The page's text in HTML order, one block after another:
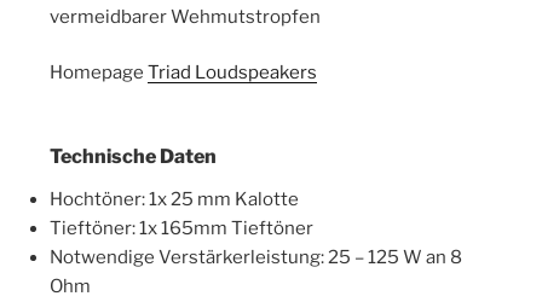
vermeidbarer Wehmutstropfen
HomepageTriad Loudspeakers
Technische Daten
Hochtöner: 1x 25 mm Kalotte
Tieftöner: 1x 165mm Tieftöner
Notwendige Verstärkerleistung: 25 – 125 W an 8
Ohm